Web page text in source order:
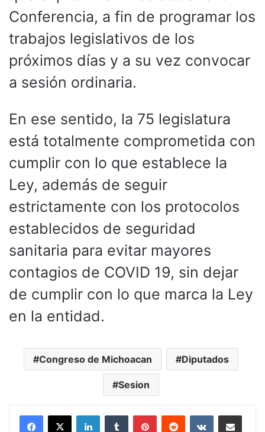
Conferencia, a fin de programar los
trabajos legislativos de los
próximos días y a su vez convocar
a sesión ordinaria.
En ese sentido, la 75 legislatura
está totalmente comprometida con
cumplir con lo que establece la
Ley, además de seguir
estrictamente con los protocolos
establecidos de seguridad
sanitaria para evitar mayores
contagios de COVID 19, sin dejar
de cumplir con lo que marca la Ley
en la entidad.
Congreso de Michoacan Diputados
Sesion
LinkedInTumblr PinterestReddit VKontakteCompartir por